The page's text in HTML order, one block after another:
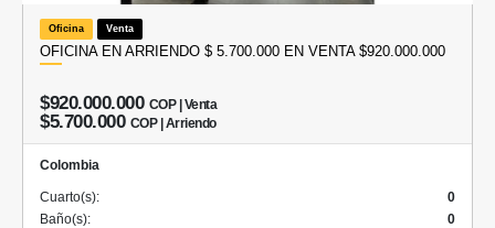
Oficina Venta
OFICINA EN ARRIENDO $ 5.700.000 EN VENTA $920.000.000
$920.000.000 COP | Venta
$5.700.000 COP | Arriendo
Colombia
Cuarto(s):
0
Baño(s):
0